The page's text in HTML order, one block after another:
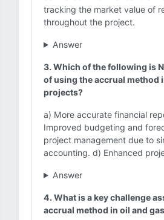
tracking the market value of
throughout the project.
Answer
3. Which of the following is
of using the accrual method
projects?
a) More accurate financial
Improved budgeting and
project management due to
accounting. d) Enhanced
Answer
4. What is a key challenge
accrual method in oil and